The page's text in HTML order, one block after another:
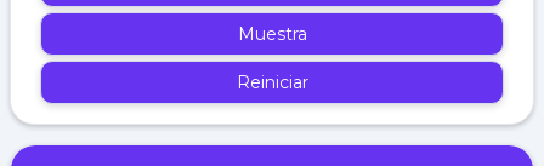
Muestra
Reiniciar